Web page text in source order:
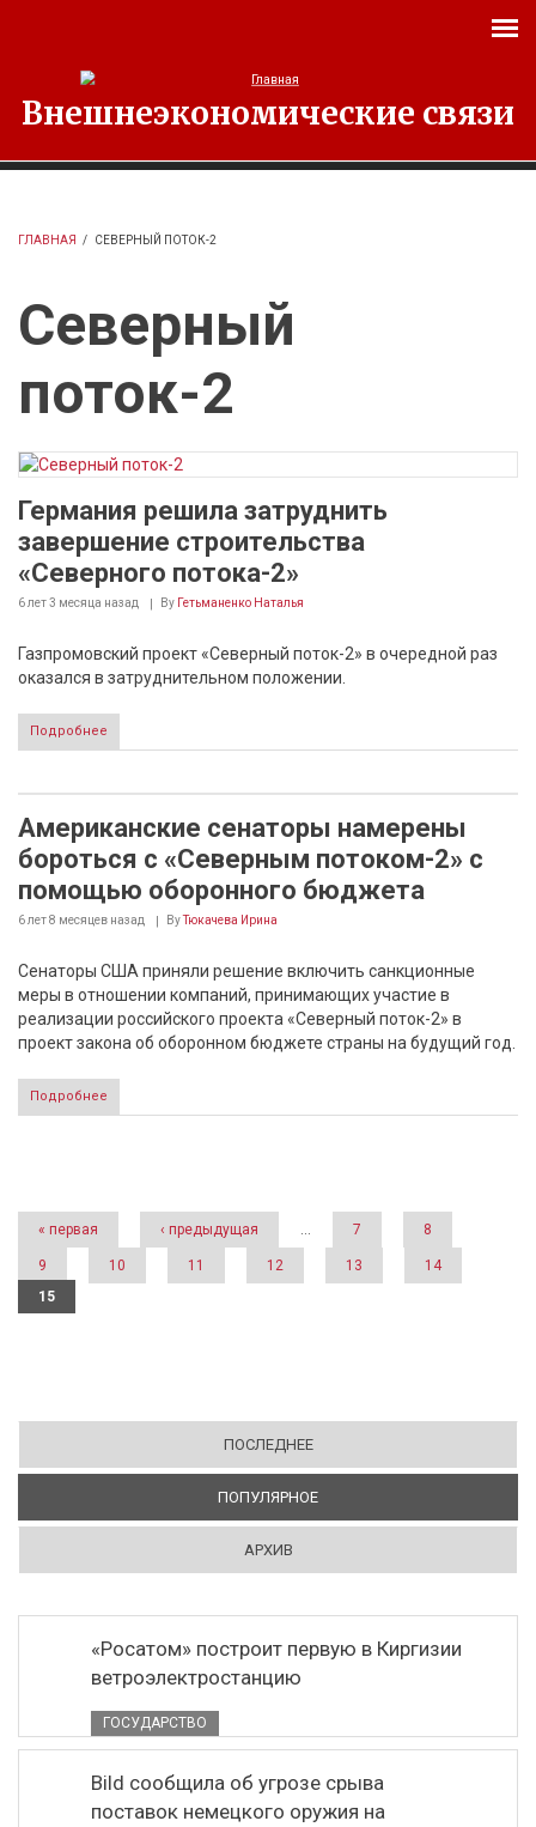
Внешнеэкономические связи
ГЛАВНАЯ / СЕВЕРНЫЙ ПОТОК-2
Северный
поток-2
Германия решила затруднить
завершение строительства
«Северного потока-2»
6 лет 3 месяца назад By Гетьманенко Наталья
Газпромовский проект «Северный поток-2» в очередной раз
оказался в затруднительном положении.
Подробнее
Американские сенаторы намерены
бороться с «Северным потоком-2» с
помощью оборонного бюджета
6 лет 8 месяцев назад ByТюкачева Ирина
Сенаторы США приняли решение включить санкционные
меры в отношении компаний, принимающих участие в
реализации российского проекта «Северный поток-2» в
проект закона об оборонном бюджете страны на будущий год.
Подробнее
Страницы
« первая ‹ предыдущая … 7 8
9 10 11 12 13
14
15
ПОСЛЕДНЕЕ
ПОПУЛЯРНОЕ
АРХИВ
«Росатом» построит первую в Киргизии
ветроэлектростанцию
ГОСУДАРСТВО
Bild сообщила об угрозе срыва
поставок немецкого оружия на